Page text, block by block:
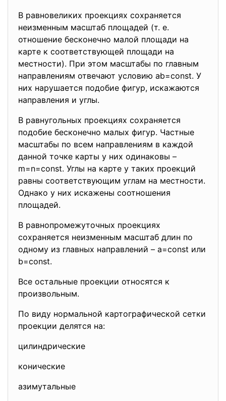
В равновеликих проекциях сохраняется
неизменным масштаб площадей (т. е.
отношение бесконечно малой площади на
карте к соответствующей площади на
местности). При этом масштабы по главным
направлениям отвечают условию aּb=const. У
них нарушается подобие фигур, искажаются
направления и углы.
В равнугольных проекциях сохраняется
подобие бесконечно малых фигур. Частные
масштабы по всем направлениям в каждой
данной точке карты у них одинаковы –
m=n=const. Углы на карте у таких проекций
равны соответствующим углам на местности.
Однако у них искажены соотношения
площадей.
В равнопромежуточных проекциях
сохраняется неизменным масштаб длин по
одному из главных направлений – a=const или
b=const.
Все остальные проекции относятся к
произвольным.
По виду нормальной картографической сетки
проекции делятся на:
цилиндрические
конические
азимутальные